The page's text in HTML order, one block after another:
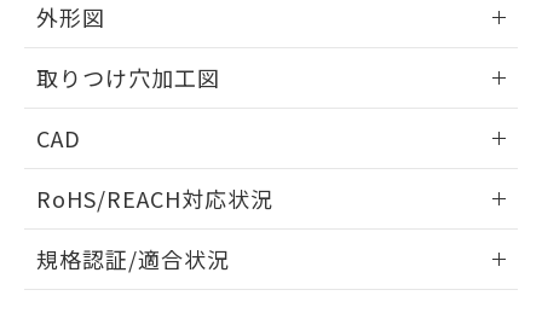
外形図
取りつけ穴加工図
CAD
ドすることができます。
ログイン/会員登録
RoHS/REACH対応状況
EU RoHS 注意事項・凡例
規格認証/適合状況
の共同利用に関して"
用者の範囲」に記載されている法人を
EU RoHS指令（10物質）の非含有証明書
51物質の非含有証明書（当社基準）
※本証明書は発行日時点で非含有を証明す
物質の対応では、対応完了までの期間は出
荷製品に未対応品が混在することから備考
欄に対応日を記載しておりました。
既に当社にて対応品への在庫切替を完了